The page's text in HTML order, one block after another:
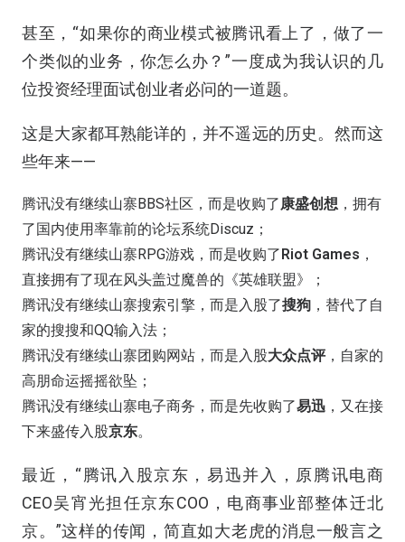
甚至，“如果你的商业模式被腾讯看上了，做了一
个类似的业务，你怎么办？”一度成为我认识的几
位投资经理面试创业者必问的一道题。
这是大家都耳熟能详的，并不遥远的历史。然而这
些年来——
腾讯没有继续山寨BBS社区，而是收购了康盛创想 ，拥有
了国内使用率靠前的论坛系统Discuz；
腾讯没有继续山寨RPG游戏，而是收购了 Riot Games ，
直接拥有了现在风头盖过魔兽的《英雄联盟》；
腾讯没有继续山寨搜索引擎，而是入股了搜狗 ，替代了自
家的搜搜和QQ输入法；
腾讯没有继续山寨团购网站，而是入股大众点评，自家的
高朋命运摇摇欲坠；
腾讯没有继续山寨电子商务，而是先收购了易迅 ，又在接
下来盛传入股京东。
最近，“腾讯入股京东，易迅并入，原腾讯电商
CEO吴宵光担任京东COO，电商事业部整体迁北
京。”这样的传闻，简直如大老虎的消息一般言之